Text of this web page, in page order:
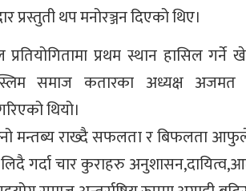
थप मनोरञ्जन दिएको थिए।
प्रथम स्थान हासिल गर्ने
मुस्लिम समाज कतारका अध्यक्ष
थियो।
मन्तब्य राख्दै सफलता र बिफलता
गर्दा चार कुराहरु